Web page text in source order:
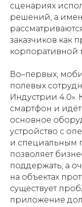
сценариях
решений, а
заказчиков как
корпоративной
Во–первых,
полевых
Индустрии
смартфон и
основное
устройство с
и специальным
позволяет
поддержать, а
на объектах
существует
приложение